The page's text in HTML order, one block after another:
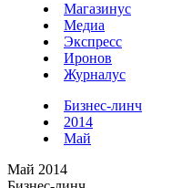
Магазинус
Медиа
Экспресс
Иронов
Журналус
Бизнес-линч
2014
Май
Май 2014